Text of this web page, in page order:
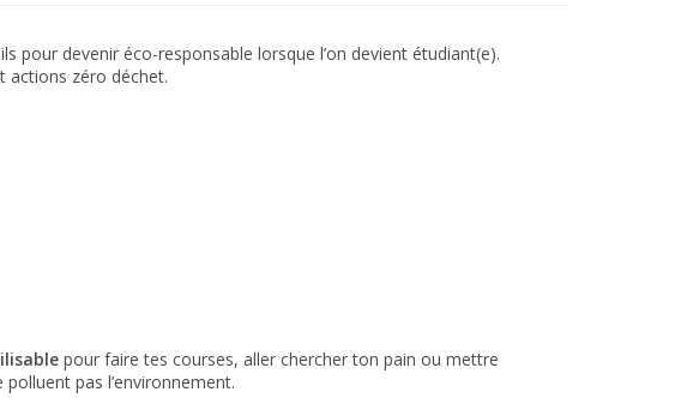
pour devenir éco-responsable lorsque l’on devient étudiant(e).
actions zéro déchet.
pour faire tes courses, aller chercher ton pain ou mettre
pas l’environnement.